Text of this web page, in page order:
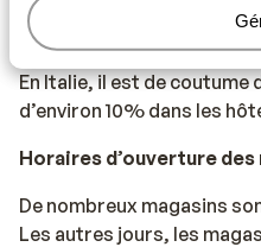
Pourboires :
En Italie, il est de coutume
d’environ 10% dans les
Horaires d’ouverture des
De nombreux magasins
Les autres jours, les